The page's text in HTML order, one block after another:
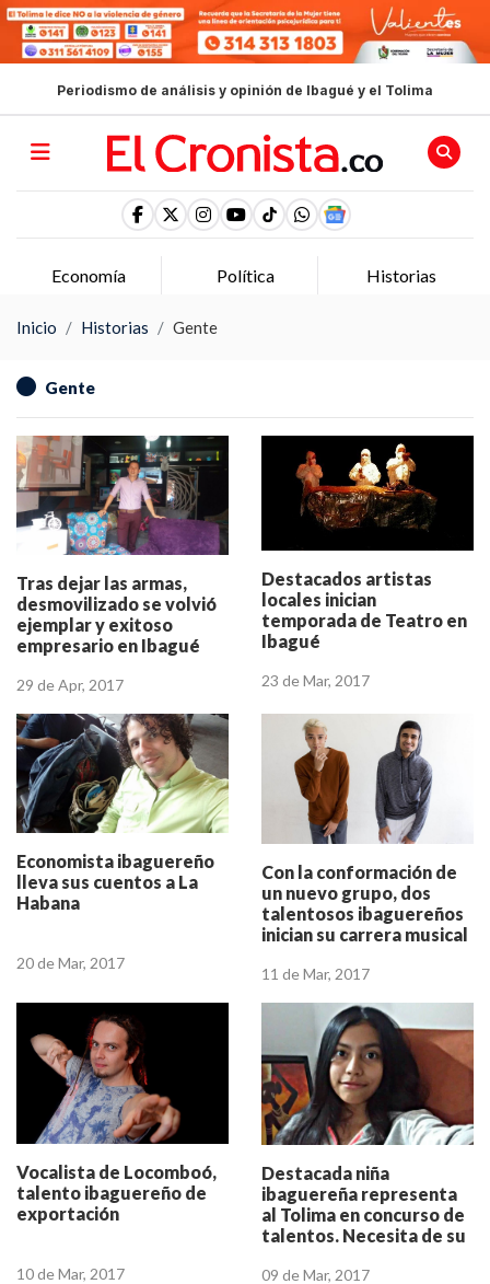
Periodismo de análisis y opinión de Ibagué y el Tolima
Economía Política Historias
Inicio Historias Gente
Gente
Tras dejar las armas,
desmovilizado se volvió
ejemplar y exitoso
empresario en Ibagué
29 de Apr, 2017
Destacados artistas
locales inician
temporada de Teatro en
Ibagué
23 de Mar, 2017
Economista ibaguereño
lleva sus cuentos a La
Habana
20 de Mar, 2017
Con la conformación de
un nuevo grupo, dos
talentosos ibaguereños
inician su carrera musical
11 de Mar, 2017
Vocalista de Locomboó,
talento ibaguereño de
exportación
10 de Mar, 2017
Destacada niña
ibaguereña representa
al Tolima en concurso de
talentos. Necesita de su
09 de Mar, 2017